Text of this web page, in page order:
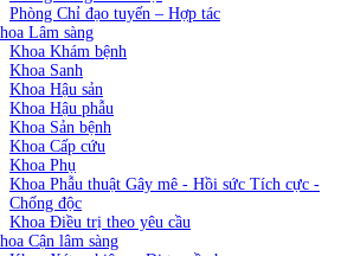
Phòng Chỉ đạo tuyến – Hợp tác
Lâm sàng
Khoa Khám bệnh
Khoa Sanh
Khoa Hậu sản
Khoa Hậu phẫu
Khoa Sản bệnh
Khoa Cấp cứu
Khoa Phụ
Khoa Phẫu thuật Gây mê - Hồi sức Tích cực -
Chống độc
Khoa Điều trị theo yêu cầu
Cận lâm sàng